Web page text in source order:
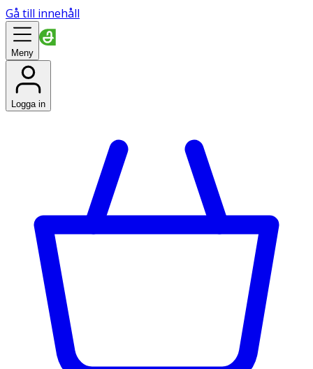
Gå till innehåll
Meny
Logga in